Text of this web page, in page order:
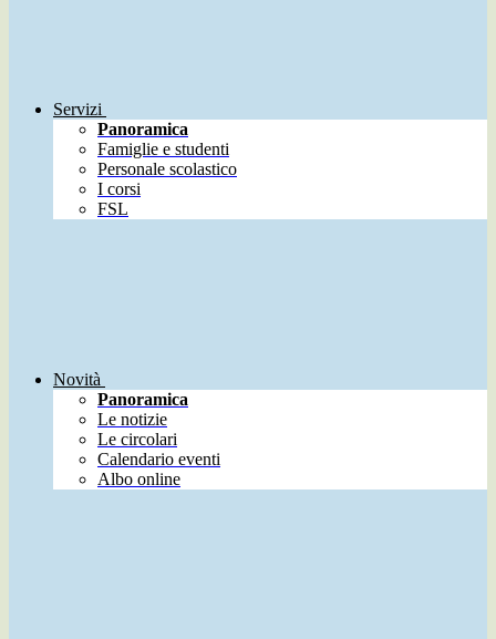
Servizi
Panoramica
Famiglie e studenti
Personale scolastico
I corsi
FSL
Novità
Panoramica
Le notizie
Le circolari
Calendario eventi
Albo online